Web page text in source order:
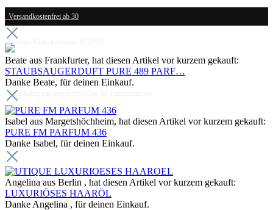
Versandkostenfrei ab 30
Geheim-Gutscheincode: HAPPY
Bewertung ⭐⭐⭐⭐⭐ 4.75 / 5.00
Nachhaltig mit recycletem Glas für Parfümflacons
Beate aus Frankfurter, hat diesen Artikel vor kurzem gekauft:
STAUBSAUGERDUFT PURE 489 PARF…
Danke Beate, für deinen Einkauf.
Isabel aus Margetshöchheim, hat diesen Artikel vor kurzem gekauft:
PURE FM PARFUM 436
Danke Isabel, für deinen Einkauf.
Angelina aus Berlin , hat diesen Artikel vor kurzem gekauft:
LUXURIÖSES HAARÖL
Danke Angelina , für deinen Einkauf.